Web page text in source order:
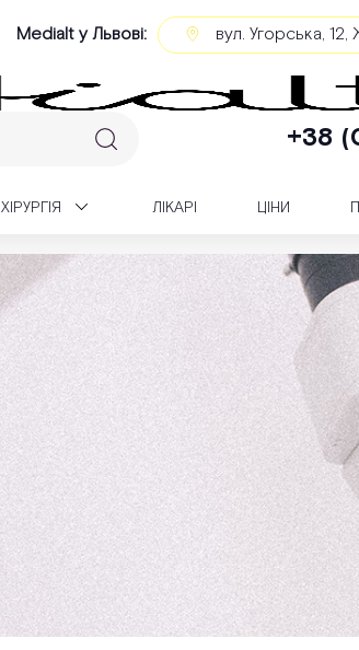
Medialt у Львові: вул. Угорська,
+38
XІРУРГІЯ ЛІКАРІ ЦІНИ